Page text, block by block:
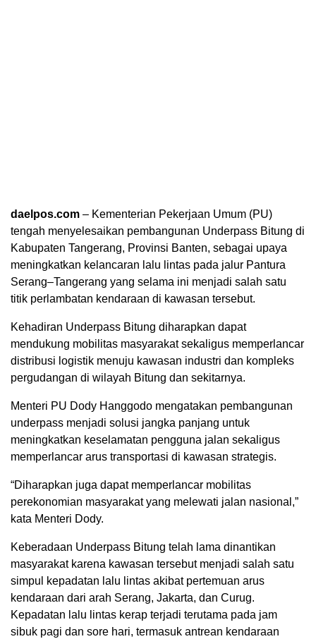
daelpos.com – Kementerian Pekerjaan Umum (PU)
tengah menyelesaikan pembangunan Underpass Bitung di
Kabupaten Tangerang, Provinsi Banten, sebagai upaya
meningkatkan kelancaran lalu lintas pada jalur Pantura
Serang–Tangerang yang selama ini menjadi salah satu
titik perlambatan kendaraan di kawasan tersebut.
Kehadiran Underpass Bitung diharapkan dapat
mendukung mobilitas masyarakat sekaligus memperlancar
distribusi logistik menuju kawasan industri dan kompleks
pergudangan di wilayah Bitung dan sekitarnya.
Menteri PU Dody Hanggodo mengatakan pembangunan
underpass menjadi solusi jangka panjang untuk
meningkatkan keselamatan pengguna jalan sekaligus
memperlancar arus transportasi di kawasan strategis.
“Diharapkan juga dapat memperlancar mobilitas
perekonomian masyarakat yang melewati jalan nasional,”
kata Menteri Dody.
Keberadaan Underpass Bitung telah lama dinantikan
masyarakat karena kawasan tersebut menjadi salah satu
simpul kepadatan lalu lintas akibat pertemuan arus
kendaraan dari arah Serang, Jakarta, dan Curug.
Kepadatan lalu lintas kerap terjadi terutama pada jam
sibuk pagi dan sore hari, termasuk antrean kendaraan